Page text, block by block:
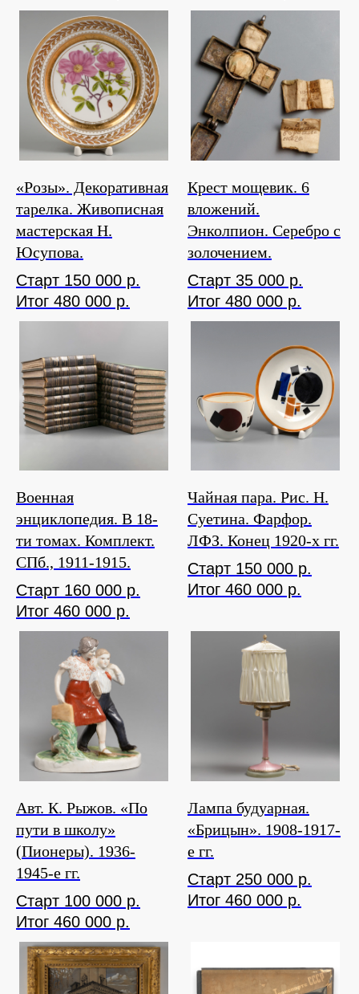
«Розы». Декоративная
тарелка. Живописная
мастерская Н.
Юсупова.
Старт 150 000 р.
Итог 480 000 р.
Крест мощевик. 6
вложений.
Энколпион. Серебро с
золочением.
Старт 35 000 р.
Итог 480 000 р.
Военная
энциклопедия. В 18-
ти томах. Комплект.
СПб., 1911-1915.
Старт 160 000 р.
Итог 460 000 р.
Чайная пара. Рис. Н.
Суетина. Фарфор.
ЛФЗ. Конец 1920-х гг.
Старт 150 000 р.
Итог 460 000 р.
Авт. К. Рыжов. «По
пути в школу»
(Пионеры). 1936-
1945-е гг.
Старт 100 000 р.
Итог 460 000 р.
Лампа будуарная.
«Брицын». 1908-1917-
е гг.
Старт 250 000 р.
Итог 460 000 р.